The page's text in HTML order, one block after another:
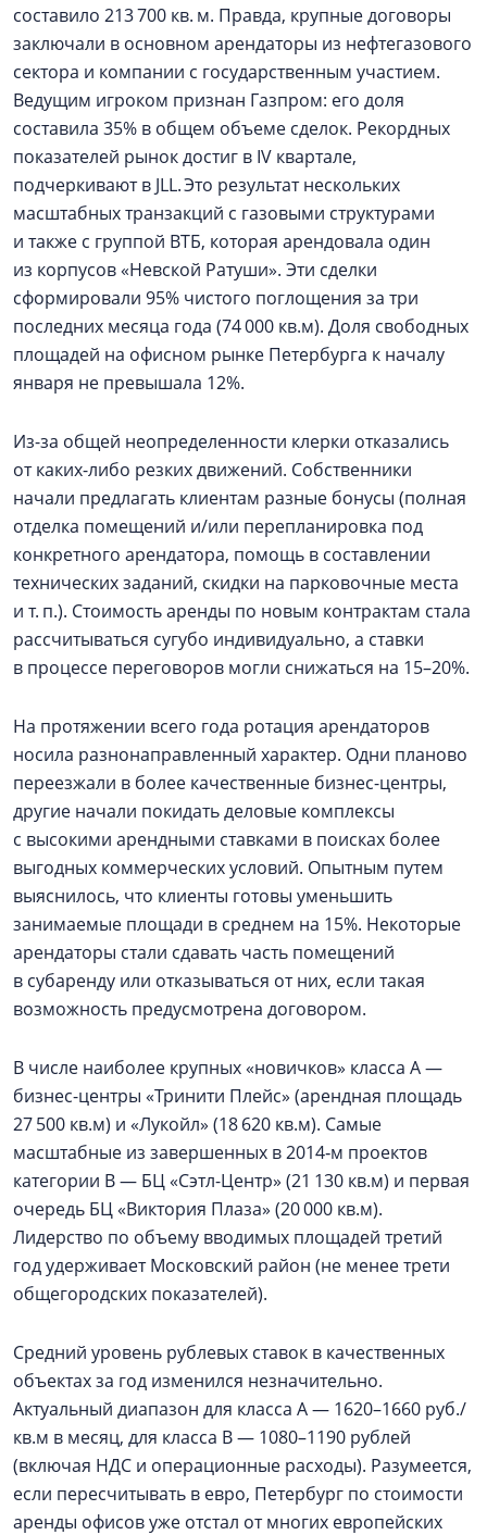
составило 213 700 кв. м. Правда, крупные договоры
заключали в основном арендаторы из нефтегазового
сектора и компании с государственным участием.
Ведущим игроком признан Газпром: его доля
составила 35% в общем объеме сделок. Рекордных
показателей рынок достиг в IV квартале,
подчеркивают в JLL. Это результат нескольких
масштабных транзакций с газовыми структурами
и также с группой ВТБ, которая арендовала один
из корпусов «Невской Ратуши». Эти сделки
сформировали 95% чистого поглощения за три
последних месяца года (74 000 кв.м). Доля свободных
площадей на офисном рынке Петербурга к началу
января не превышала 12%.
Из-за общей неопределенности клерки отказались
от каких-либо резких движений. Собственники
начали предлагать клиентам разные бонусы (полная
отделка помещений и/или перепланировка под
конкретного арендатора, помощь в составлении
технических заданий, скидки на парковочные места
и т. п.). Стоимость аренды по новым контрактам стала
рассчитываться сугубо индивидуально, а ставки
в процессе переговоров могли снижаться на 15–20%.
На протяжении всего года ротация арендаторов
носила разнонаправленный характер. Одни планово
переезжали в более качественные бизнес-центры,
другие начали покидать деловые комплексы
с высокими арендными ставками в поисках более
выгодных коммерческих условий. Опытным путем
выяснилось, что клиенты готовы уменьшить
занимаемые площади в среднем на 15%. Некоторые
арендаторы стали сдавать часть помещений
в субаренду или отказываться от них, если такая
возможность предусмотрена договором.
В числе наиболее крупных «новичков» класса А —
бизнес-центры «Тринити Плейс» (арендная площадь
27 500 кв.м) и «Лукойл» (18 620 кв.м). Самые
масштабные из завершенных в 2014‑м проектов
категории В — БЦ «Сэтл-Центр» (21 130 кв.м) и первая
очередь БЦ «Виктория Плаза» (20 000 кв.м).
Лидерство по объему вводимых площадей третий
год удерживает Московский район (не менее трети
общегородских показателей).
Средний уровень рублевых ставок в качественных
объектах за год изменился незначительно.
Актуальный диапазон для класса А — 1620–1660 руб./
кв.м в месяц, для класса В — 1080–1190 рублей
(включая НДС и операционные расходы). Разумеется,
если пересчитывать в евро, Петербург по стоимости
аренды офисов уже отстал от многих европейских